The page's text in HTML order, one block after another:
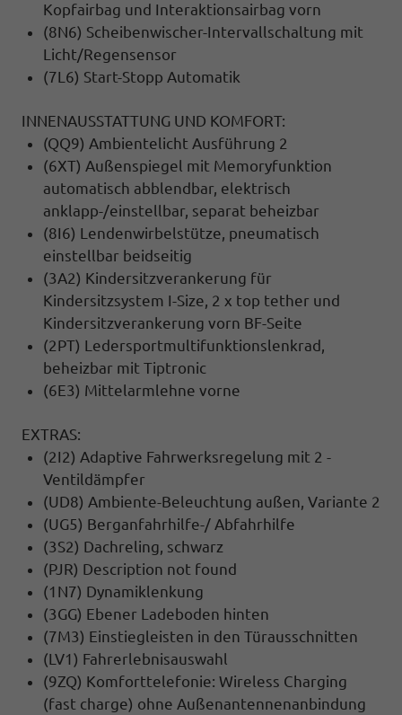
Kopfairbag und Interaktionsairbag vorn
(8N6) Scheibenwischer-Intervallschaltung mit
Licht/Regensensor
(7L6) Start-Stopp Automatik
INNENAUSSTATTUNG UND KOMFORT:
(QQ9) Ambientelicht Ausführung 2
(6XT) Außenspiegel mit Memoryfunktion
automatisch abblendbar, elektrisch
anklapp-/einstellbar, separat beheizbar
(8I6) Lendenwirbelstütze, pneumatisch
einstellbar beidseitig
(3A2) Kindersitzverankerung für
Kindersitzsystem I-Size, 2 x top tether und
Kindersitzverankerung vorn BF-Seite
(2PT) Ledersportmultifunktionslenkrad,
beheizbar mit Tiptronic
(6E3) Mittelarmlehne vorne
EXTRAS:
(2I2) Adaptive Fahrwerksregelung mit 2 -
Ventildämpfer
(UD8) Ambiente-Beleuchtung außen, Variante 2
(UG5) Berganfahrhilfe-/ Abfahrhilfe
(3S2) Dachreling, schwarz
(PJR) Description not found
(1N7) Dynamiklenkung
(3GG) Ebener Ladeboden hinten
(7M3) Einstiegleisten in den Türausschnitten
(LV1) Fahrerlebnisauswahl
(9ZQ) Komforttelefonie: Wireless Charging
(fast charge) ohne Außenantennenanbindung